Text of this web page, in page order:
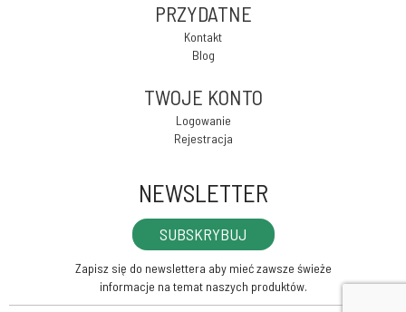
PRZYDATNE
Kontakt
Blog
TWOJE KONTO
Logowanie
Rejestracja
NEWSLETTER
SUBSKRYBUJ
Zapisz się do newslettera aby mieć zawsze świeże
informacje na temat naszych produktów.